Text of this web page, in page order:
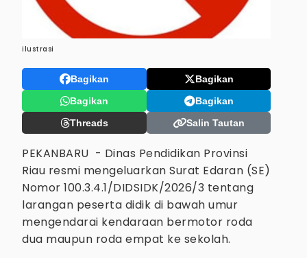
ilustrasi
Bagikan
Bagikan
Bagikan
Bagikan
Threads
Salin Tautan
PEKANBARU - Dinas Pendidikan Provinsi
Riau resmi mengeluarkan Surat Edaran (SE)
Nomor 100.3.4.1/DIDSIDK/2026/3 tentang
larangan peserta didik di bawah umur
mengendarai kendaraan bermotor roda
dua maupun roda empat ke sekolah.